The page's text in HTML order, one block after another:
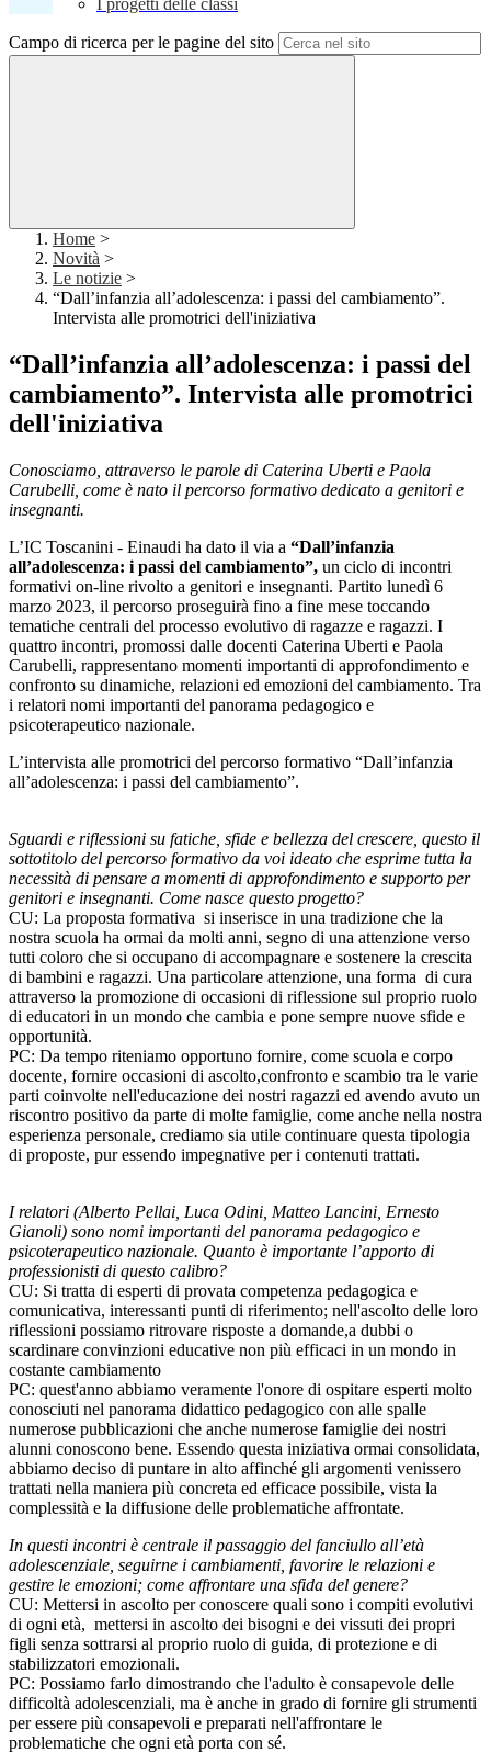
I progetti delle classi
Campo di ricerca per le pagine del sito
Home >
Novità >
Le notizie >
“Dall’infanzia all’adolescenza: i passi del cambiamento”.
Intervista alle promotrici dell'iniziativa
“Dall’infanzia all’adolescenza: i passi del
cambiamento”. Intervista alle promotrici
dell'iniziativa
Conosciamo, attraverso le parole di Caterina Uberti e Paola
Carubelli, come è nato il percorso formativo dedicato a genitori e
insegnanti.
L’IC Toscanini - Einaudi ha dato il via a “Dall’infanzia
all’adolescenza: i passi del cambiamento”, un ciclo di incontri
formativi on-line rivolto a genitori e insegnanti. Partito lunedì 6
marzo 2023, il percorso proseguirà fino a fine mese toccando
tematiche centrali del processo evolutivo di ragazze e ragazzi. I
quattro incontri, promossi dalle docenti Caterina Uberti e Paola
Carubelli, rappresentano momenti importanti di approfondimento e
confronto su dinamiche, relazioni ed emozioni del cambiamento. Tra
i relatori nomi importanti del panorama pedagogico e
psicoterapeutico nazionale.
L’intervista alle promotrici del percorso formativo “Dall’infanzia
all’adolescenza: i passi del cambiamento”.
Sguardi e riflessioni su fatiche, sfide e bellezza del crescere, questo il
sottotitolo del percorso formativo da voi ideato che esprime tutta la
necessità di pensare a momenti di approfondimento e supporto per
genitori e insegnanti. Come nasce questo progetto?
CU: La proposta formativa si inserisce in una tradizione che la
nostra scuola ha ormai da molti anni, segno di una attenzione verso
tutti coloro che si occupano di accompagnare e sostenere la crescita
di bambini e ragazzi. Una particolare attenzione, una forma di cura
attraverso la promozione di occasioni di riflessione sul proprio ruolo
di educatori in un mondo che cambia e pone sempre nuove sfide e
opportunità.
PC: Da tempo riteniamo opportuno fornire, come scuola e corpo
docente, fornire occasioni di ascolto,confronto e scambio tra le varie
parti coinvolte nell'educazione dei nostri ragazzi ed avendo avuto un
riscontro positivo da parte di molte famiglie, come anche nella nostra
esperienza personale, crediamo sia utile continuare questa tipologia
di proposte, pur essendo impegnative per i contenuti trattati.
I relatori (Alberto Pellai, Luca Odini, Matteo Lancini, Ernesto
Gianoli) sono nomi importanti del panorama pedagogico e
psicoterapeutico nazionale. Quanto è importante l’apporto di
professionisti di questo calibro?
CU: Si tratta di esperti di provata competenza pedagogica e
comunicativa, interessanti punti di riferimento; nell'ascolto delle loro
riflessioni possiamo ritrovare risposte a domande,a dubbi o
scardinare convinzioni educative non più efficaci in un mondo in
costante cambiamento
PC: quest'anno abbiamo veramente l'onore di ospitare esperti molto
conosciuti nel panorama didattico pedagogico con alle spalle
numerose pubblicazioni che anche numerose famiglie dei nostri
alunni conoscono bene. Essendo questa iniziativa ormai consolidata,
abbiamo deciso di puntare in alto affinché gli argomenti venissero
trattati nella maniera più concreta ed efficace possibile, vista la
complessità e la diffusione delle problematiche affrontate.
In questi incontri è centrale il passaggio del fanciullo all’età
adolescenziale, seguirne i cambiamenti, favorire le relazioni e
gestire le emozioni; come affrontare una sfida del genere?
CU: Mettersi in ascolto per conoscere quali sono i compiti evolutivi
di ogni età, mettersi in ascolto dei bisogni e dei vissuti dei propri
figli senza sottrarsi al proprio ruolo di guida, di protezione e di
stabilizzatori emozionali.
PC: Possiamo farlo dimostrando che l'adulto è consapevole delle
difficoltà adolescenziali, ma è anche in grado di fornire gli strumenti
per essere più consapevoli e preparati nell'affrontare le
problematiche che ogni età porta con sé.